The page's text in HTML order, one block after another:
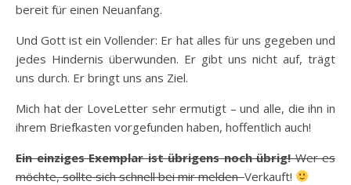
bereit für einen Neuanfang.
Und Gott ist ein Vollender: Er hat alles für uns gegeben und
jedes Hindernis überwunden. Er gibt uns nicht auf, trägt
uns durch. Er bringt uns ans Ziel.
Mich hat der LoveLetter sehr ermutigt – und alle, die ihn in
ihrem Briefkasten vorgefunden haben, hoffentlich auch!
Ein einziges Exemplar ist übrigens noch übrig!Wer es
möchte, sollte sich schnell bei mir meldenVerkauft!